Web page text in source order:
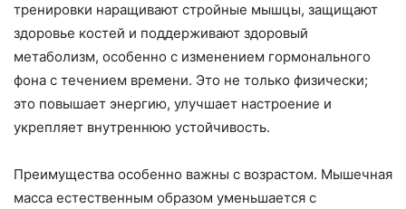
тренировки наращивают стройные мышцы, защищают
здоровье костей и поддерживают здоровый
метаболизм, особенно с изменением гормонального
фона с течением времени. Это не только физически;
это повышает энергию, улучшает настроение и
укрепляет внутреннюю устойчивость.
Преимущества особенно важны с возрастом. Мышечная
масса естественным образом уменьшается с